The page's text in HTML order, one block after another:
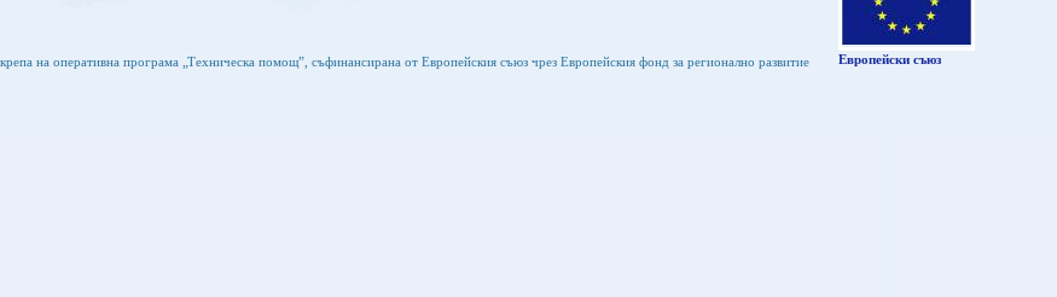
на оперативна програма „Техническа помощ”, съфинансирана от Европейския съюз чрез Европейския фонд за регионално развитие Европейски съюз